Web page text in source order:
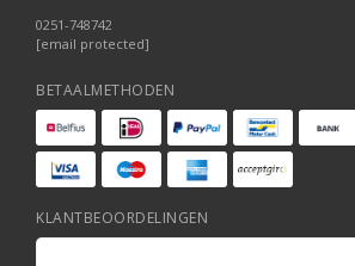
0251-748742
[email protected]
BETAALMETHODEN
KLANTBEOORDELINGEN